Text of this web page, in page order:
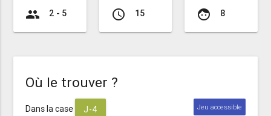
group 2 - 5 access_time 15 face 8
Où le trouver ?
Dans la case J-4 Jeu accessible